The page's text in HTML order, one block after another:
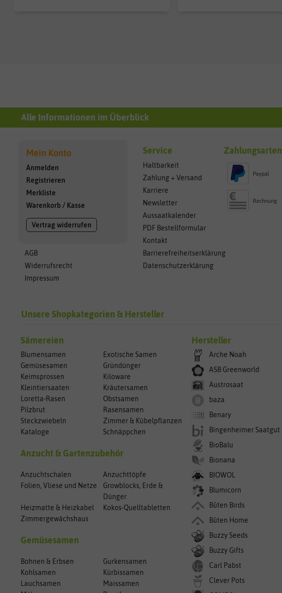
Alle Informationen im Überblick
Mein Konto
Anmelden
Registrieren
Merkliste
Warenkorb / Kasse
Vertrag widerrufen
AGB
Widerrufsrecht
Impressum
Service
Haltbarkeit
Zahlung + Versand
Karriere
Newsletter
Aussaatkalender
PDF Bestellformular
Kontakt
Barrierefreiheitserklärung
Datenschutzerklärung
Zahlungsarten
Paypal
Rechnung
Unsere Shopkategorien & Hersteller
Sämereien
Blumensamen
Exotische Samen
Gemüsesamen
Gründünger
Keimsprossen
Kiloware
Kleintiersaaten
Kräutersamen
Loretta-Rasen
Obstsamen
Pilzbrut
Rasensamen
Steckzwiebeln
Zimmer & Kübelpflanzen
Kataloge
Schnäppchen
Anzucht & Gartenzubehör
Anzuchtschalen
Anzuchttöpfe
Folien, Vliese und Netze
Growblocks, Erde &
Dünger
Heizmatte & Heizkabel
Kokos-Quelltabletten
Zimmergewächshaus
Gemüsesamen
Bohnen & Erbsen
Gurkensamen
Kohlsamen
Kürbissamen
Lauchsamen
Maissamen
Hersteller
Arche Noah
ASB Greenworld
Austrosaat
baza
Benary
Bingenheimer Saatgut
BioBalu
Bionana
BIOWOL
Blumicorn
Bûten Birds
Bûten Home
Buzzy Seeds
Buzzy Gifts
Carl Pabst
Clever Pots